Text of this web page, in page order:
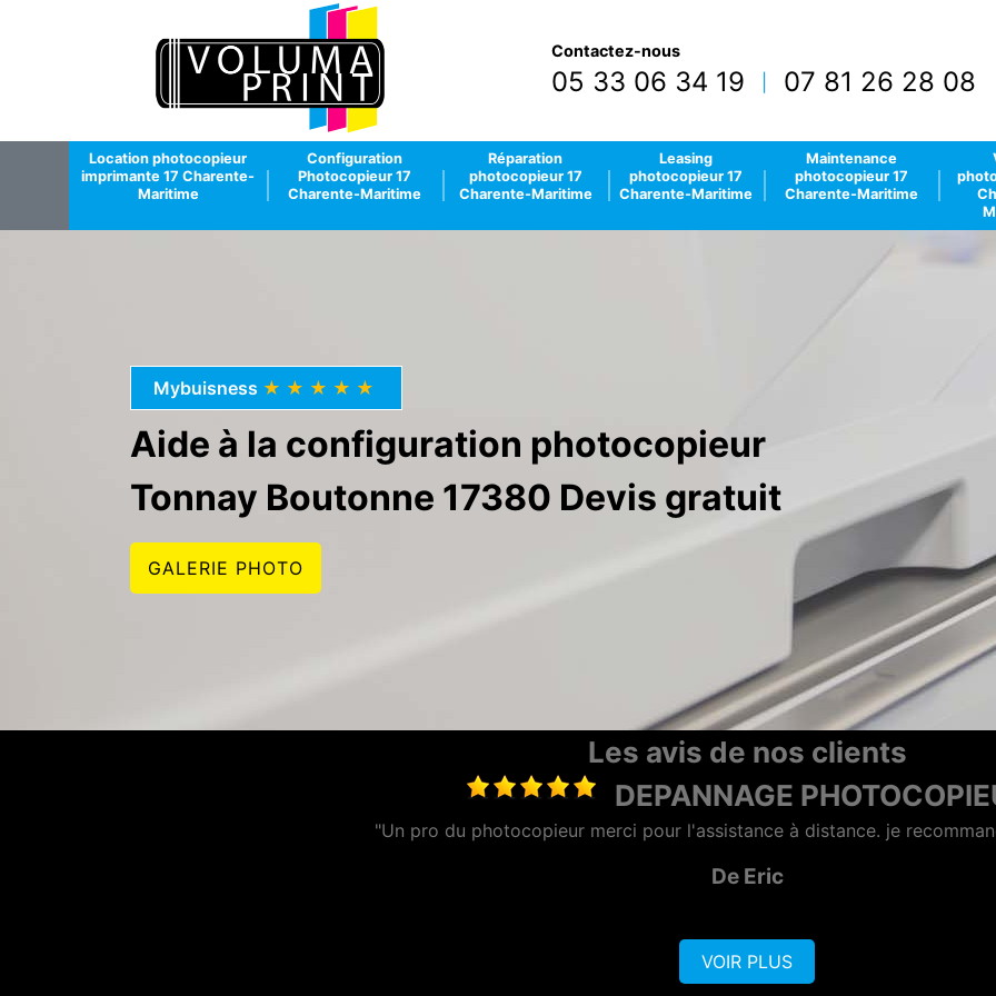
Contactez-nous
05 33 06 34 19 07 81 26 28 08
Location photocopieur
imprimante 17 Charente-
Maritime
Configuration
Photocopieur 17
Charente-Maritime
Réparation
photocopieur 17
Charente-Maritime
Leasing
photocopieur 17
Charente-Maritime
Maintenance
photocopieur 17
Charente-Maritime
Mybuisness ★★★★★
Aide à la configuration photocopieur
Tonnay Boutonne 17380 Devis gratuit
GALERIE PHOTO
Les avis de nos clients
LOCATION PHOTOCOPIEUR LA
"Entreprise très sérieuse et surtout rapide et efficace"
De VISIO CONTROL OUEST
VOIR PLUS